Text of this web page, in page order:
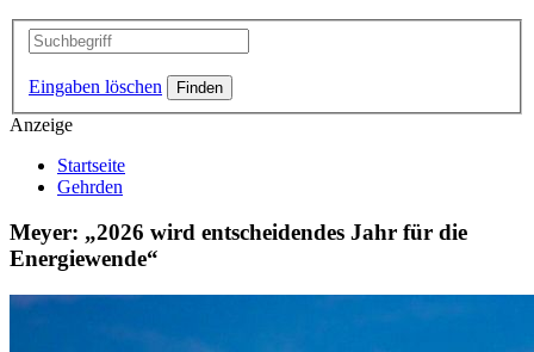
Eingaben löschen
Anzeige
Startseite
Gehrden
Meyer: „2026 wird entscheidendes Jahr für die
Energiewende“